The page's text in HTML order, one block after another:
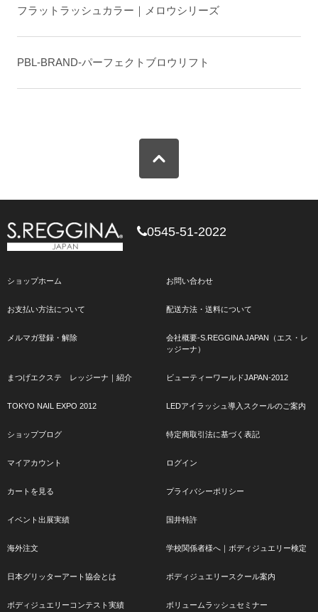
フラットラッシュカラー｜メロウシリーズ
PBL-BRAND-パーフェクトブロウリフト
0545-51-2022
ショップホーム お問い合わせ
お支払い方法について 配送方法・送料について
メルマガ登録・解除
会社概要-S.REGGINA JAPAN（エス・レ
ッジーナ）
まつげエクステ レッジーナ｜紹介 ビューティーワールドJAPAN-2012
TOKYO NAIL EXPO 2012 LEDアイラッシュ導入スクールのご案内
ショップブログ 特定商取引法に基づく表記
マイアカウント ログイン
カートを見る プライバシーポリシー
イベント出展実績 国井特許
海外注文 学校関係者様へ｜ボディジュエリー検定
日本グリッターアート協会とは ボディジュエリースクール案内
ボディジュエリーコンテスト実績 ボリュームラッシュセミナー